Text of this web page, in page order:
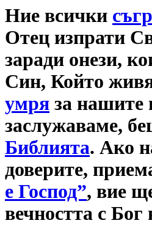
Ние всички
Отец изпрати
заради онези,
Син, Който
умря за нашите
заслужаваме,
Библията. Ако
доверите,
е Господ”, вие
вечността с Бог